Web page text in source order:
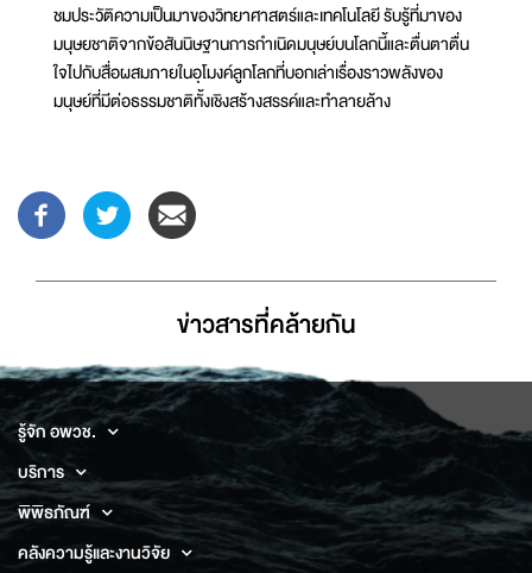
ชมประวัติความเป็นมาของวิทยาศาสตร์และเทคโนโลยี รับรู้ที่มาของ
มนุษยชาติจากข้อสันนิษฐานการกำเนิดมนุษย์บนโลกนี้และตื่นตาตื่น
ใจไปกับสื่อผสมภายในอุโมงค์ลูกโลกที่บอกเล่าเรื่องราวพลังของ
มนุษย์ที่มีต่อธรรมชาติทั้งเชิงสร้างสรรค์และทำลายล้าง
ข่าวสารที่่คล้ายกัน
รู้จัก อพวช.
บริการ
พิพิธภัณฑ์
คลังความรู้และงานวิจัย